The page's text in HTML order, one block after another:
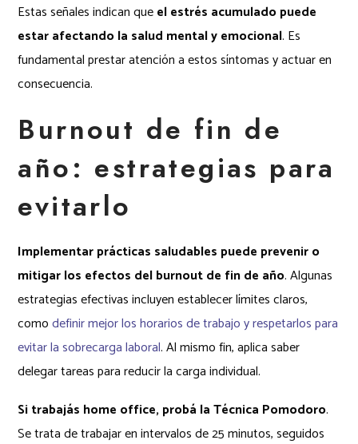
Estas señales indican queel estrés acumulado puede
estar afectando la salud mental y emocional. Es
fundamental prestar atención a estos síntomas y actuar en
consecuencia.
Burnout de fin de
año: estrategias para
evitarlo
Implementar prácticas saludables puede prevenir o
mitigar los efectos del burnout de fin de año. Algunas
estrategias efectivas incluyen establecer límites claros,
comodefinir mejor los horarios de trabajo y respetarlos para
evitar la sobrecarga laboral. Al mismo fin, aplica saber
delegar tareas para reducir la carga individual.
Si trabajás home office, probá la Técnica Pomodoro.
Se trata de trabajar en intervalos de 25 minutos, seguidos